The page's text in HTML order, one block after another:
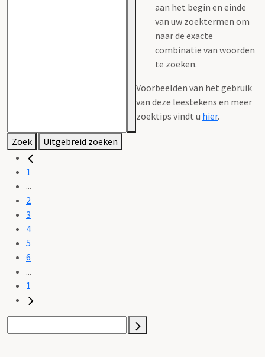
aan het begin en einde
van uw zoektermen om
naar de exacte
combinatie van woorden
te zoeken.
Voorbeelden van het gebruik
van deze leestekens en meer
zoektips vindt u hier.
Zoek Uitgebreid zoeken
1
...
2
3
4
5
6
...
1